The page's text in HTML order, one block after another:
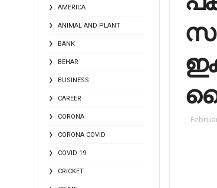
AMERICA
ANIMAL AND PLANT
BANK
BEHAR
BUSINESS
CAREER
CORONA
CORONA COVID
COVID 19
CRICKET